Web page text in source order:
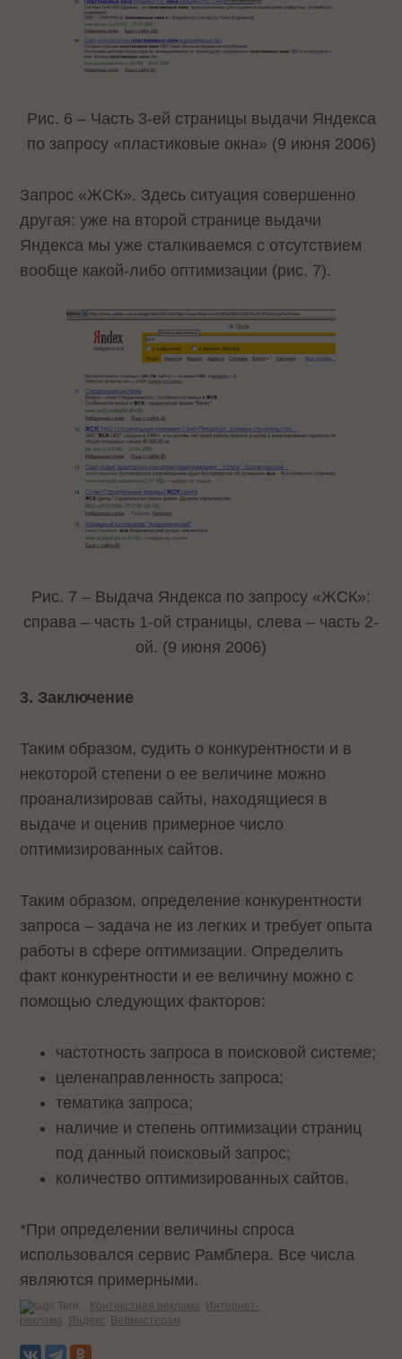
Рис. 6 – Часть 3-ей страницы выдачи Яндекса
по запросу «пластиковые окна» (9 июня 2006)
Запрос «ЖСК». Здесь ситуация совершенно
другая: уже на второй странице выдачи
Яндекса мы уже сталкиваемся с отсутствием
вообще какой-либо оптимизации (рис. 7).
Рис. 7 – Выдача Яндекса по запросу «ЖСК»:
справа – часть 1-ой страницы, слева – часть 2-
ой. (9 июня 2006)
3. Заключение
Таким образом, судить о конкурентности и в
некоторой степени о ее величине можно
проанализировав сайты, находящиеся в
выдаче и оценив примерное число
оптимизированных сайтов.
Таким образом, определение конкурентности
запроса – задача не из легких и требует опыта
работы в сфере оптимизации. Определить
факт конкурентности и ее величину можно с
помощью следующих факторов:
частотность запроса в поисковой системе;
целенаправленность запроса;
тематика запроса;
наличие и степень оптимизации страниц
под данный поисковый запрос;
количество оптимизированных сайтов.
*При определении величины спроса
использовался сервис Рамблера. Все числа
являются примерными.
Теги: Контекстная реклама
Интернет-
реклама Яндекс Вебмастерам